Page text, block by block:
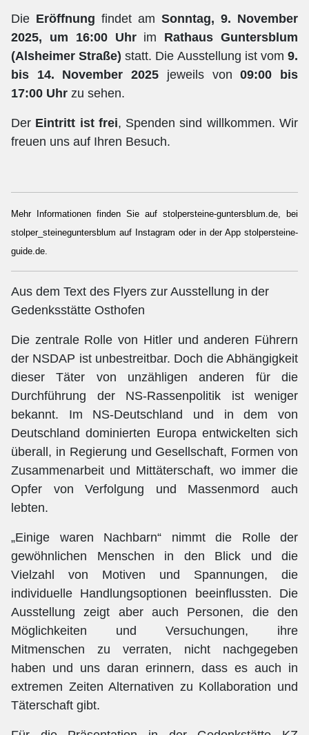
Die Eröffnung findet am Sonntag, 9. November
2025, um 16:00 Uhrim Rathaus Guntersblum
(Alsheimer Straße) statt. Die Ausstellung ist vom9.
bis 14. November 2025 jeweils von09:00 bis
17:00 Uhr zu sehen.
Der Eintritt ist frei, Spenden sind willkommen. Wir
freuen uns auf Ihren Besuch.
Mehr Informationen finden Sie auf stolpersteine-guntersblum.de, bei
stolper_steineguntersblum auf Instagram oder in der App stolpersteine-
guide.de.
Aus dem Text des Flyers zur Ausstellung in der
Gedenksstätte Osthofen
Die zentrale Rolle von Hitler und anderen Führern
der NSDAP ist unbestreitbar. Doch die Abhängigkeit
dieser Täter von unzähligen anderen für die
Durchführung der NS-Rassenpolitik ist weniger
bekannt. Im NS-Deutschland und in dem von
Deutschland dominierten Europa entwickelten sich
überall, in Regierung und Gesellschaft, Formen von
Zusammenarbeit und Mittäterschaft, wo immer die
Opfer von Verfolgung und Massenmord auch
lebten.
„Einige waren Nachbarn“ nimmt die Rolle der
gewöhnlichen Menschen in den Blick und die
Vielzahl von Motiven und Spannungen, die
individuelle Handlungsoptionen beeinflussten. Die
Ausstellung zeigt aber auch Personen, die den
Möglichkeiten und Versuchungen, ihre
Mitmenschen zu verraten, nicht nachgegeben
haben und uns daran erinnern, dass es auch in
extremen Zeiten Alternativen zu Kollaboration und
Täterschaft gibt.